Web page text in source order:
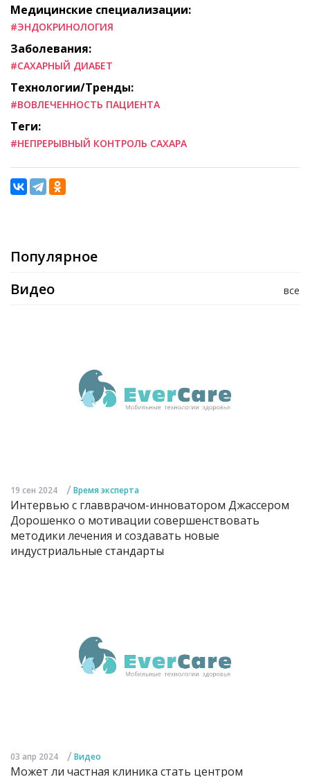
Медицинские специализации:
#ЭНДОКРИНОЛОГИЯ
Заболевания:
#САХАРНЫЙ ДИАБЕТ
Технологии/Тренды:
#ВОВЛЕЧЕННОСТЬ ПАЦИЕНТА
Теги:
#НЕПРЕРЫВНЫЙ КОНТРОЛЬ САХАРА
Популярное
все
Видео
19 сен 2024 / Время эксперта
Интервью с главврачом-инноватором Джассером
Дорошенко о мотивации совершенствовать
методики лечения и создавать новые
индустриальные стандарты
03 апр 2024 / Видео
Может ли частная клиника стать центром